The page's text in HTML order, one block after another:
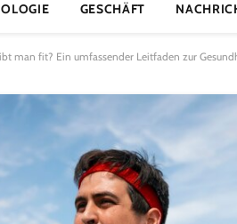
GESCHÄFT
man fit? Ein umfassender Leitfaden zur